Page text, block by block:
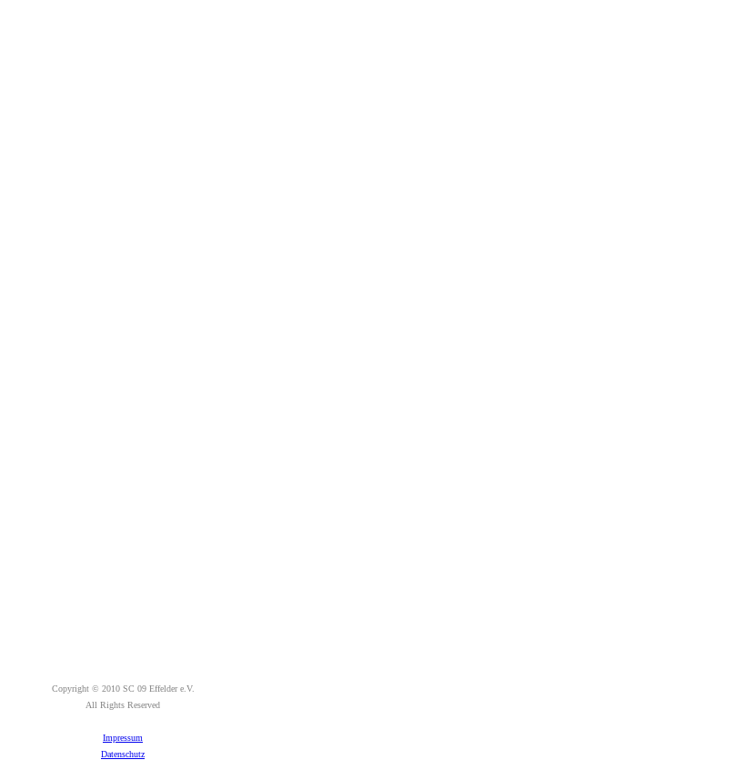
Copyright © 2010 SC 09 Effelder e.V.
All Rights Reserved
Impressum
Datenschutz